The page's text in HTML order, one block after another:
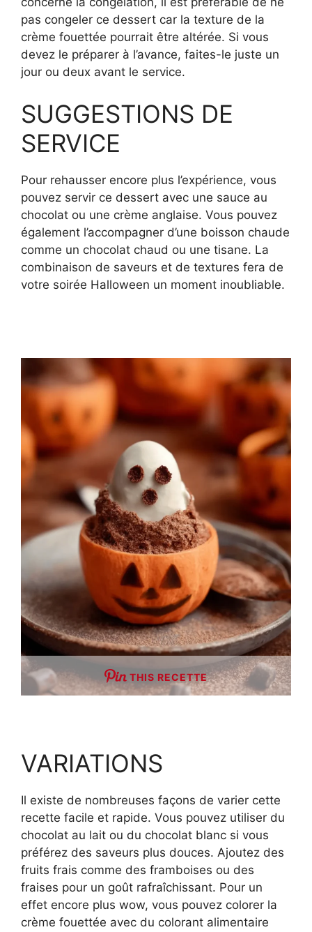
pas congeler ce dessert car la texture de la
crème fouettée pourrait être altérée. Si vous
devez le préparer à l’avance, faites-le juste un
jour ou deux avant le service.
SUGGESTIONS DE
SERVICE
Pour rehausser encore plus l’expérience, vous
pouvez servir ce dessert avec une sauce au
chocolat ou une crème anglaise. Vous pouvez
également l’accompagner d’une boisson chaude
comme un chocolat chaud ou une tisane. La
combinaison de saveurs et de textures fera de
votre soirée Halloween un moment inoubliable.
THIS RECETTE
VARIATIONS
Il existe de nombreuses façons de varier cette
recette facile et rapide. Vous pouvez utiliser du
chocolat au lait ou du chocolat blanc si vous
préférez des saveurs plus douces. Ajoutez des
fruits frais comme des framboises ou des
fraises pour un goût rafraîchissant. Pour un
effet encore plus wow, vous pouvez colorer la
crème fouettée avec du colorant alimentaire